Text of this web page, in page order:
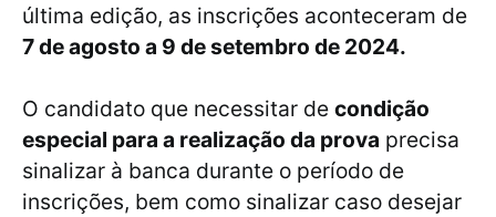
última edição, as inscrições aconteceram de
7 de agosto a 9 de setembro de 2024.
O candidato que necessitar de condição
especial para a realização da prova precisa
sinalizar à banca durante o período de
inscrições, bem como sinalizar caso desejar